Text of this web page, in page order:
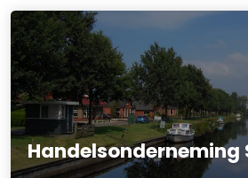
Handelsonderneming